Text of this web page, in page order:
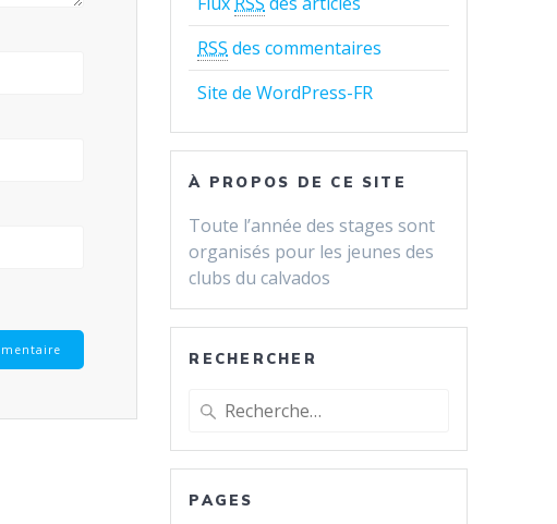
RSS des commentaires
Site de WordPress-FR
À PROPOS DE CE SITE
Toute l’année des stages sont
organisés pour les jeunes des
clubs du calvados
RECHERCHER
Recherche
pour
:
PAGES